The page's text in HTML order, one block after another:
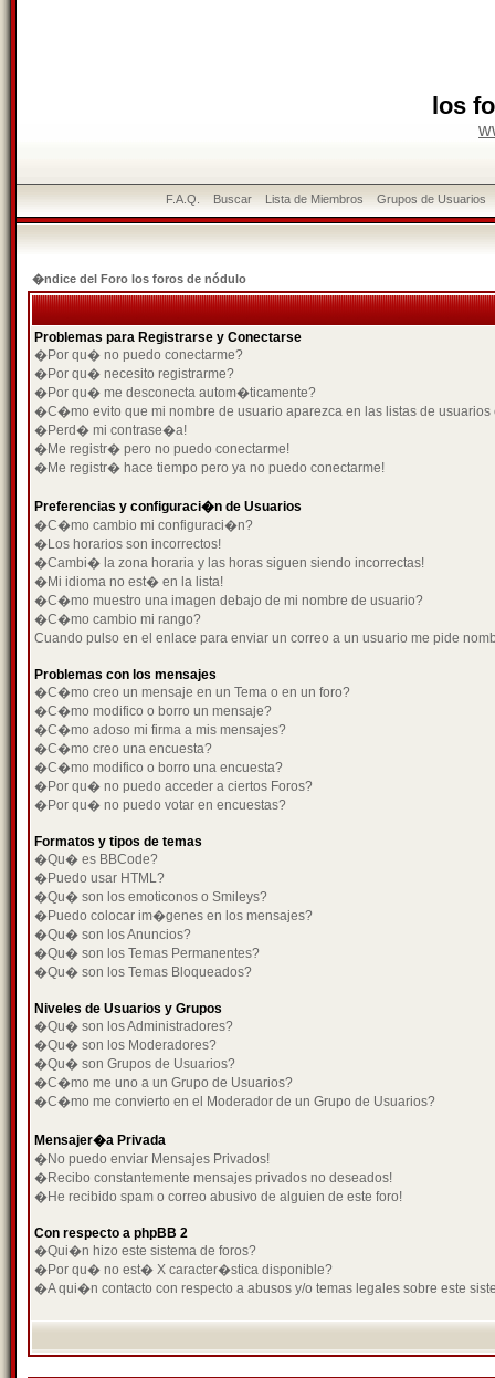
los
F.A.Q. Buscar Lista de Miembros Grupos de Usuarios
�ndice del Foro los foros de nódulo
Problemas para Registrarse y Conectarse
�Por qu� no puedo conectarme?
�Por qu� necesito registrarme?
�Por qu� me desconecta autom�ticamente?
�C�mo evito que mi nombre de usuario aparezca en las listas de usuarios
�Perd� mi contrase�a!
�Me registr� pero no puedo conectarme!
�Me registr� hace tiempo pero ya no puedo conectarme!
Preferencias y configuraci�n de Usuarios
�C�mo cambio mi configuraci�n?
�Los horarios son incorrectos!
�Cambi� la zona horaria y las horas siguen siendo incorrectas!
�Mi idioma no est� en la lista!
�C�mo muestro una imagen debajo de mi nombre de usuario?
�C�mo cambio mi rango?
Cuando pulso en el enlace para enviar un correo a un usuario me pide
Problemas con los mensajes
�C�mo creo un mensaje en un Tema o en un foro?
�C�mo modifico o borro un mensaje?
�C�mo adoso mi firma a mis mensajes?
�C�mo creo una encuesta?
�C�mo modifico o borro una encuesta?
�Por qu� no puedo acceder a ciertos Foros?
�Por qu� no puedo votar en encuestas?
Formatos y tipos de temas
�Qu� es BBCode?
�Puedo usar HTML?
�Qu� son los emoticonos o Smileys?
�Puedo colocar im�genes en los mensajes?
�Qu� son los Anuncios?
�Qu� son los Temas Permanentes?
�Qu� son los Temas Bloqueados?
Niveles de Usuarios y Grupos
�Qu� son los Administradores?
�Qu� son los Moderadores?
�Qu� son Grupos de Usuarios?
�C�mo me uno a un Grupo de Usuarios?
�C�mo me convierto en el Moderador de un Grupo de Usuarios?
Mensajer�a Privada
�No puedo enviar Mensajes Privados!
�Recibo constantemente mensajes privados no deseados!
�He recibido spam o correo abusivo de alguien de este foro!
Con respecto a phpBB 2
�Qui�n hizo este sistema de foros?
�Por qu� no est� X caracter�stica disponible?
�A qui�n contacto con respecto a abusos y/o temas legales sobre este